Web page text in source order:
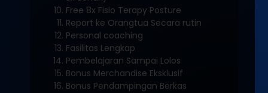
Free 8x Fisio Terapy Posture
Report ke Orangtua Secara rutin
Personal coaching
Fasilitas Lengkap
Pembelajaran Sampai Lolos
Bonus Merchandise Eksklusif
Bonus Pendampingan Berkas